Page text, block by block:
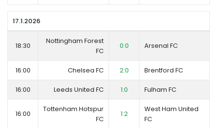
17.1.2026
18:30
Nottingham Forest
FC
0:0 Arsenal FC
16:00 Chelsea FC 2:0 Brentford FC
16:00 Leeds United FC 1:0 Fulham FC
16:00
Tottenham Hotspur
FC
1:2
West Ham United
FC